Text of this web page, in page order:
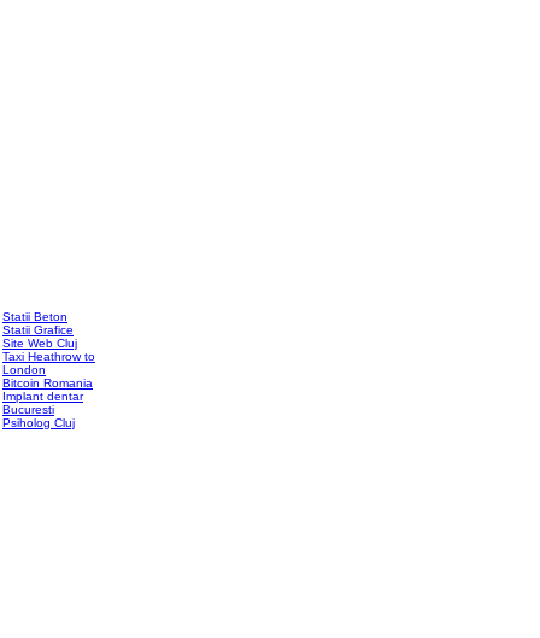
Statii Beton
Statii Grafice
Site Web Cluj
Taxi Heathrow to
London
Bitcoin Romania
Implant dentar
Bucuresti
Psiholog Cluj